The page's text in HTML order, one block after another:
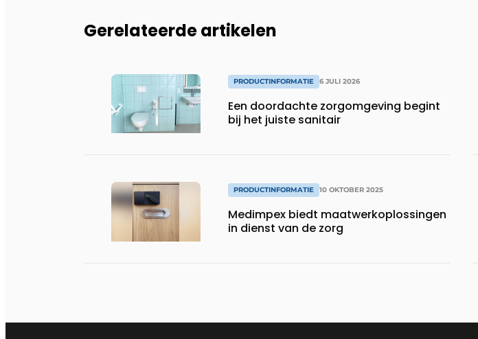
Gerelateerde artikelen
PRODUCTINFORMATIE 6 JULI 2026
Een doordachte zorgomgeving begint
bij het juiste sanitair
PRODUCTINFORMATIE 10 OKTOBER 2025
Medimpex biedt maatwerkoplossingen
in dienst van de zorg